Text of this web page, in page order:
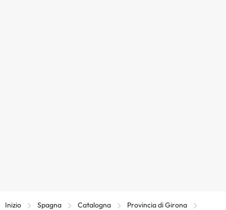
Inizio Spagna Catalogna
Provincia di Girona